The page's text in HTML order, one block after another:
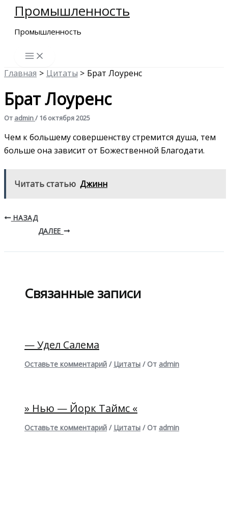
Перейти
содержимому
Промышленность
Промышленность
Главная Цитаты Брат Лоуренс
Брат Лоуренс
От admin/ 16 октября 2025
Чем к большему совершенству стремится душа, тем
больше она зависит от Божественной Благодати.
Читать статью Джинн
НАЗАД
ДАЛЕЕ
Связанные записи
— Удел Салема
Оставьте комментарий / Цитаты / От admin
» Нью — Йорк Таймс «
Оставьте комментарий / Цитаты / От admin